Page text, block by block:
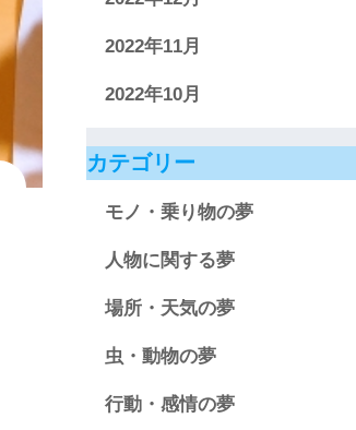
2022年11月
2022年10月
カテゴリー
モノ・乗り物の夢
人物に関する夢
場所・天気の夢
虫・動物の夢
行動・感情の夢